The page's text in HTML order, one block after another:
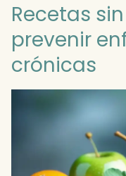
Recetas
prevenir
crónicas